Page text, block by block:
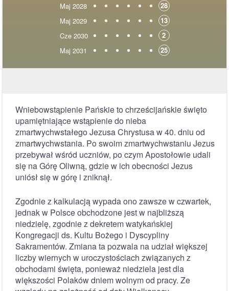
Maj 2028
28
Maj 2029
13
Cze 2030
2
Maj 2031
25
Wniebowstąpienie Pańskie to chrześcijańskie święto
upamiętniające wstąpienie do nieba
zmartwychwstałego Jezusa Chrystusa w 40. dniu od
zmartwychwstania. Po swoim zmartwychwstaniu Jezus
przebywał wśród uczniów, po czym Apostołowie udali
się na Górę Oliwną, gdzie w ich obecności Jezus
uniósł się w górę i zniknął.
Zgodnie z kalkulacją wypada ono zawsze w czwartek,
jednak w Polsce obchodzone jest w najbliższą
niedzielę, zgodnie z dekretem watykańskiej
Kongregacji ds. Kultu Bożego i Dyscypliny
Sakramentów. Zmiana ta pozwala na udział większej
liczby wiernych w uroczystościach związanych z
obchodami święta, ponieważ niedziela jest dla
większości Polaków dniem wolnym od pracy. Ze